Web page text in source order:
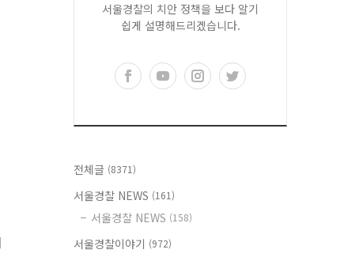
서울경찰의 치안 정책을 보다 알기
쉽게 설명해드리겠습니다.
전체글 (8371)
서울경찰 NEWS (161)
서울경찰 NEWS (158)
서울경찰이야기 (972)